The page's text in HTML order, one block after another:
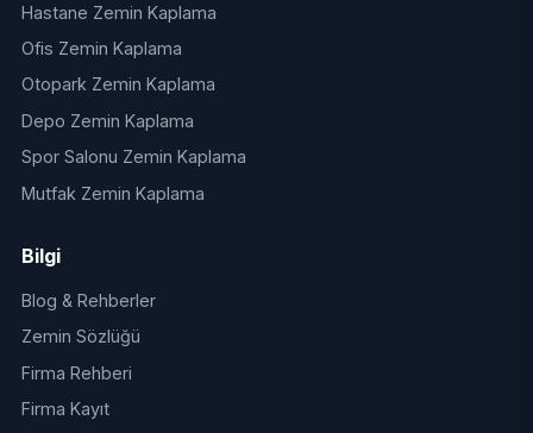
Hastane Zemin Kaplama
Ofis Zemin Kaplama
Otopark Zemin Kaplama
Depo Zemin Kaplama
Spor Salonu Zemin Kaplama
Mutfak Zemin Kaplama
Bilgi
Blog & Rehberler
Zemin Sözlüğü
Firma Rehberi
Firma Kayıt